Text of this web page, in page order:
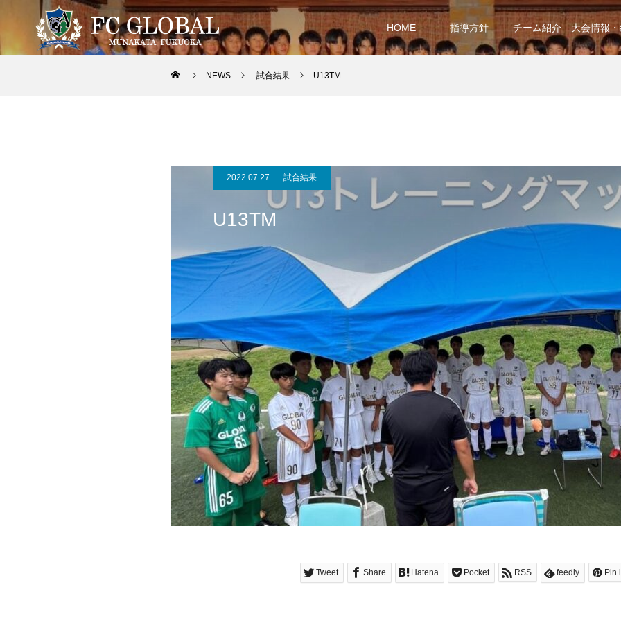
HOME 指導方針 チーム紹介 大会情報
NEWS 試合結果 U13TM
2022.07.27 試合結果
U13TM
Tweet Share Hatena Pocket RSS feedly Pin